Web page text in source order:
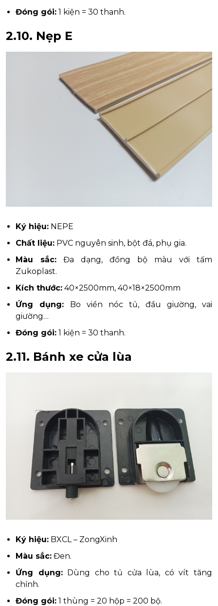
Đóng gói: 1 kiện = 30 thanh.
2.10. Nẹp E
Ký hiệu: NEPE
Chất liệu: PVC nguyên sinh, bột đá, phụ gia.
Màu sắc: Đa dạng, đồng bộ màu với tấm
Zukoplast.
Kích thước: 40×2500mm, 40×18×2500mm
Ứng dụng: Bo viền nóc tủ, đầu giường, vai
giường…
Đóng gói: 1 kiện = 30 thanh.
2.11. Bánh xe cửa lùa
Ký hiệu: BXCL – ZongXinh
Màu sắc: Đen.
Ứng dụng:Dùng cho tủ cửa lùa, có vít tăng
chỉnh.
Đóng gói: 1 thùng = 20 hộp = 200 bộ.